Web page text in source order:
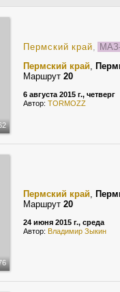
Пермский край,
Пермский край,
Маршрут 20
6 августа 2015 г., четверг
Автор: TORMOZZ
Пермский край,
Маршрут 20
24 июня 2015 г., среда
Автор: Владимир Зыкин